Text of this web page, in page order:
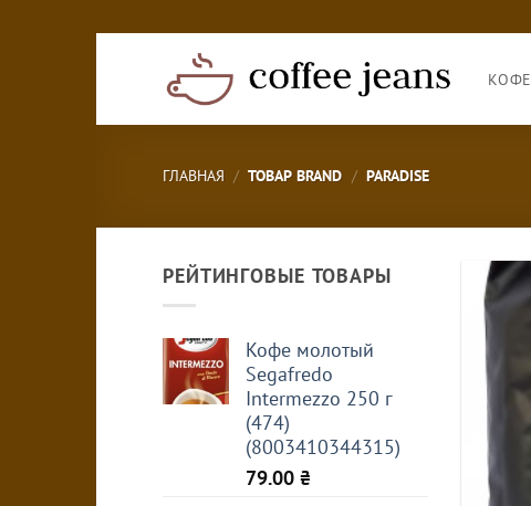
КОФЕ
ГЛАВНАЯ / ТОВАР BRAND / PARADISE
РЕЙТИНГОВЫЕ ТОВАРЫ
Кофе молотый
Segafredo
Intermezzo 250 г
(474)
(8003410344315)
79.00 ₴